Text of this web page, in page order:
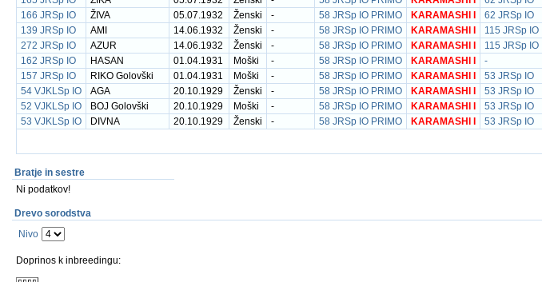
166 JRSp IO
ŽIVA 05.07.1932 Ženski - 58 JRSp IO PRIMO KARAMASHI I 62 JRSp IO
139 JRSp IO
AMI 14.06.1932 Ženski - 58 JRSp IO PRIMO KARAMASHI I 115 JRSp IO
272 JRSp IO
AZUR 14.06.1932 Ženski - 58 JRSp IO PRIMO KARAMASHI I 115 JRSp IO
162 JRSp IO
HASAN 01.04.1931 Moški - 58 JRSp IO PRIMO KARAMASHI I -
157 JRSp IO
RIKO Golovški 01.04.1931 Moški - 58 JRSp IO PRIMO KARAMASHI I 53 JRSp IO
54 VJKLSp IO
AGA 20.10.1929 Ženski - 58 JRSp IO PRIMO KARAMASHI I 53 JRSp IO
52 VJKLSp IO
BOJ Golovški 20.10.1929 Moški - 58 JRSp IO PRIMO KARAMASHI I 53 JRSp IO
53 VJKLSp IO
DIVNA 20.10.1929 Ženski - 58 JRSp IO PRIMO KARAMASHI I 53 JRSp IO
Bratje in sestre
Ni podatkov!
Drevo sorodstva
Nivo
Doprinos k inbreedingu: